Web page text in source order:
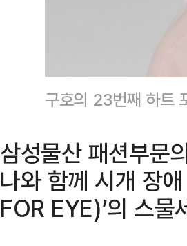
구호의 23번째 하트
삼성물산 패션부문
나와 함께 시개 장
FOR EYE)’의 스